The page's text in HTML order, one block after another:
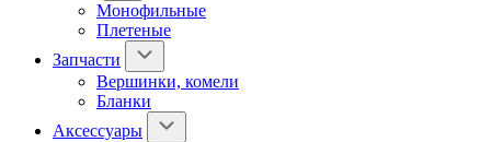
Монофильные
Плетеные
Запчасти
Вершинки, комели
Бланки
Аксессуары